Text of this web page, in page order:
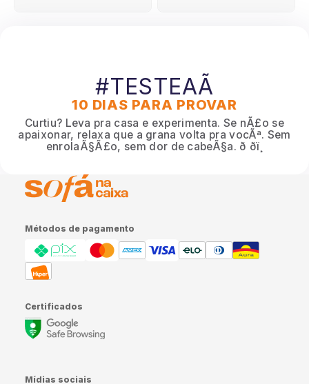
#TESTEAÃ
10 DIAS PARA PROVAR
Curtiu? Leva pra casa e experimenta. Se nÃ£o se
apaixonar, relaxa que a grana volta pra vocÃª. Sem
enrolaÃ§Ã£o, sem dor de cabeÃ§a. ð ðï¸
Métodos de pagamento
Certificados
Mídias sociais